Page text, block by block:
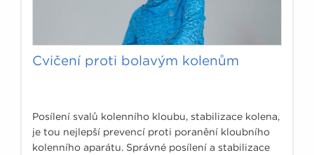
Cvičení proti bolavým kolenům
Posílení svalů kolenního kloubu, stabilizace kolena,
je tou nejlepší prevencí proti poranění kloubního
kolenního aparátu. Správné posílení a stabilizace